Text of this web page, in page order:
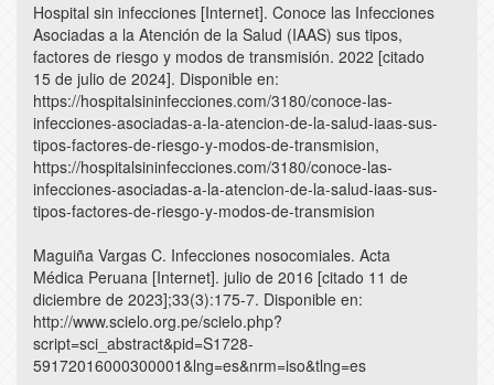
Hospital sin infecciones [Internet]. Conoce las Infecciones
Asociadas a la Atención de la Salud (IAAS) sus tipos,
factores de riesgo y modos de transmisión. 2022 [citado
15 de julio de 2024]. Disponible en:
https://hospitalsininfecciones.com/3180/conoce-las-
infecciones-asociadas-a-la-atencion-de-la-salud-iaas-sus-
tipos-factores-de-riesgo-y-modos-de-transmision,
https://hospitalsininfecciones.com/3180/conoce-las-
infecciones-asociadas-a-la-atencion-de-la-salud-iaas-sus-
tipos-factores-de-riesgo-y-modos-de-transmision
Maguiña Vargas C. Infecciones nosocomiales. Acta
Médica Peruana [Internet]. julio de 2016 [citado 11 de
diciembre de 2023];33(3):175-7. Disponible en:
http://www.scielo.org.pe/scielo.php?
script=sci_abstract&pid=S1728-
59172016000300001&lng=es&nrm=iso&tlng=es